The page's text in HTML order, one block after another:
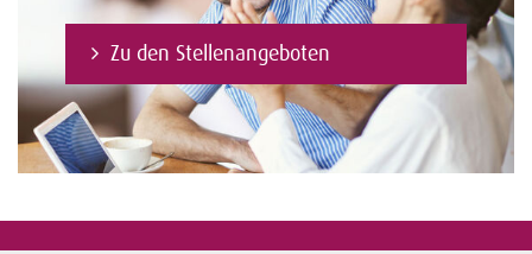
Zu den Stellenangeboten